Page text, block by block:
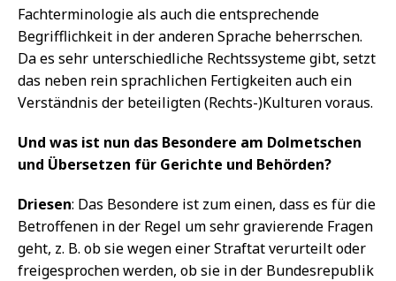
Fachterminologie als auch die entsprechende
Begrifflichkeit in der anderen Sprache beherrschen.
Da es sehr unterschiedliche Rechtssysteme gibt, setzt
das neben rein sprachlichen Fertigkeiten auch ein
Verständnis der beteiligten (Rechts-)Kulturen voraus.
Und was ist nun das Besondere am Dolmetschen
und Übersetzen für Gerichte und Behörden?
Driesen: Das Besondere ist zum einen, dass es für die
Betroffenen in der Regel um sehr gravierende Fragen
geht, z. B. ob sie wegen einer Straftat verurteilt oder
freigesprochen werden, ob sie in der Bundesrepublik